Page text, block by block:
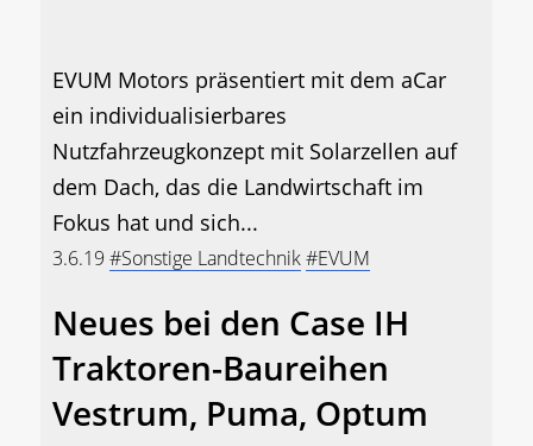
EVUM Motors präsentiert mit dem aCar
ein individualisierbares
Nutzfahrzeugkonzept mit Solarzellen auf
dem Dach, das die Landwirtschaft im
Fokus hat und sich...
3.6.19 #Sonstige Landtechnik#EVUM
Neues bei den Case IH
Traktoren-Baureihen
Vestrum, Puma, Optum